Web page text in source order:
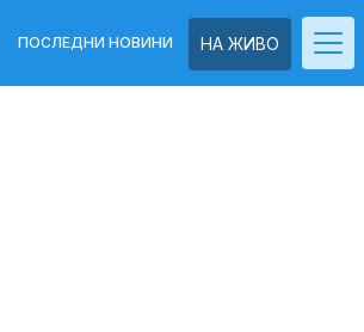
НА ЖИВО
ПОСЛЕДНИ НОВИНИ